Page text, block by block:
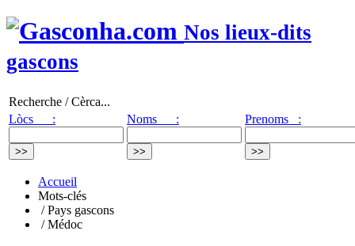
Nos lieux-dits
gascons
Recherche / Cèrca...
Lòcs :
Noms : Prenoms :
Accueil
Mots-clés
/ Pays gascons
/ Médoc